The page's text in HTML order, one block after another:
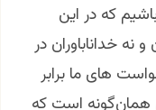
که در این
نه خداناباوران در
های ما برابر
همان‌گونه است که